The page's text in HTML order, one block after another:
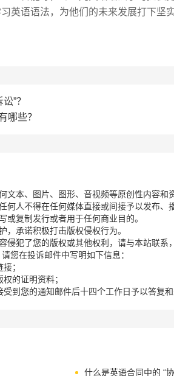
英语语法，为他们的未来发展打下坚实
”？
哪些？
文本、图片、图形、音视频等原创性内容和
何人不得在任何媒体直接或间接予以发布、
或复制发行或者用于任何商业目的。
，承诺积极打击版权侵权行为。
侵犯了您的版权或其他权利，请与本站联系
您在投诉邮件中写明如下信息：
；
的证明资料；
受到您的通知邮件后十四个工作日予以答复和
什么是英语合同中的 “协